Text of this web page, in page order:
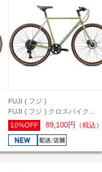
FUJI ( フジ )
FUJI ( フジ ) クロスバイク
MILESDOVES FLAT セージ
ーン 49 ( 身長目安165cm前後
10%OFF 89,100円 （税込